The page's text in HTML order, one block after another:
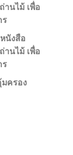
านไม้ เพื่อ
ร
นังสือ
านไม้ เพื่อ
ร
ครอง